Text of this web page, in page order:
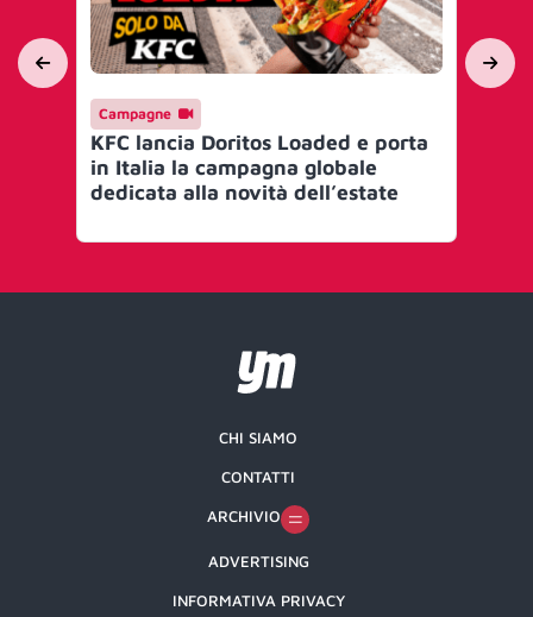
Campagne
KFC lancia Doritos Loaded e porta
in Italia la campagna globale
dedicata alla novità dell’estate
CHI SIAMO
CONTATTI
ARCHIVIO
ADVERTISING
INFORMATIVA PRIVACY